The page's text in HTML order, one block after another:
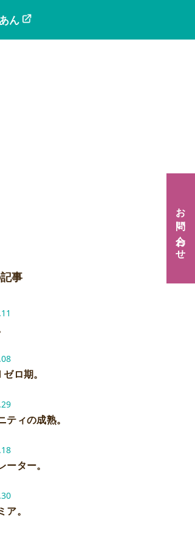
ん
事
ロ期。
ティの成熟。
ーター。
ア。
お問い合わせ